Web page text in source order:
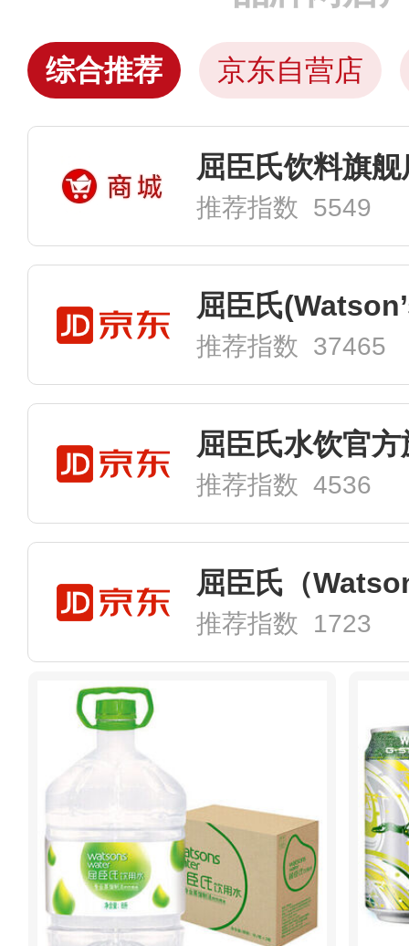
综合推荐 京东自营店
屈臣氏饮料旗舰
推荐指数 5549
推荐指数 37465
屈臣氏水饮官
推荐指数 4536
推荐指数 1723